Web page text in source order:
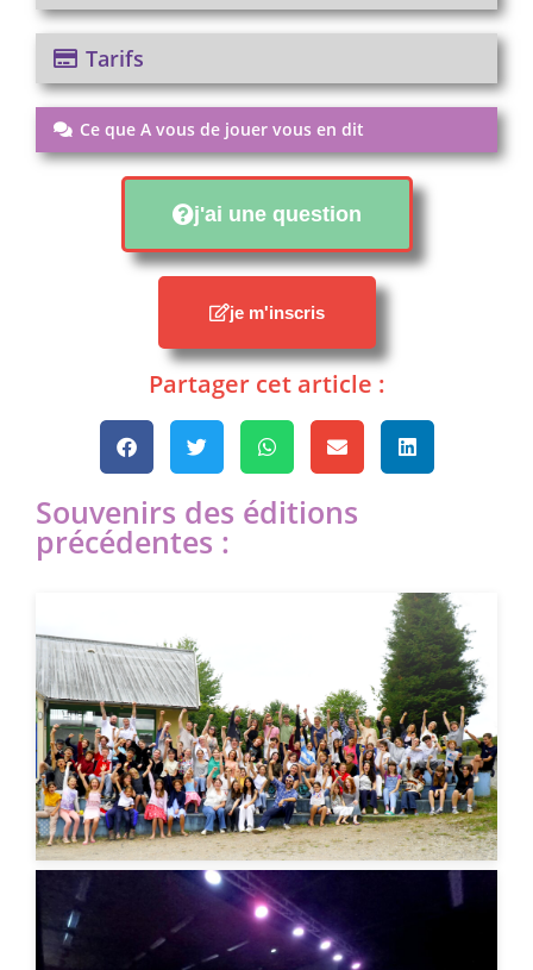
Tarifs
Ce que A vous de jouer vous en dit
j'ai une question
je m'inscris
Partager cet article :
Souvenirs des éditions
précédentes :